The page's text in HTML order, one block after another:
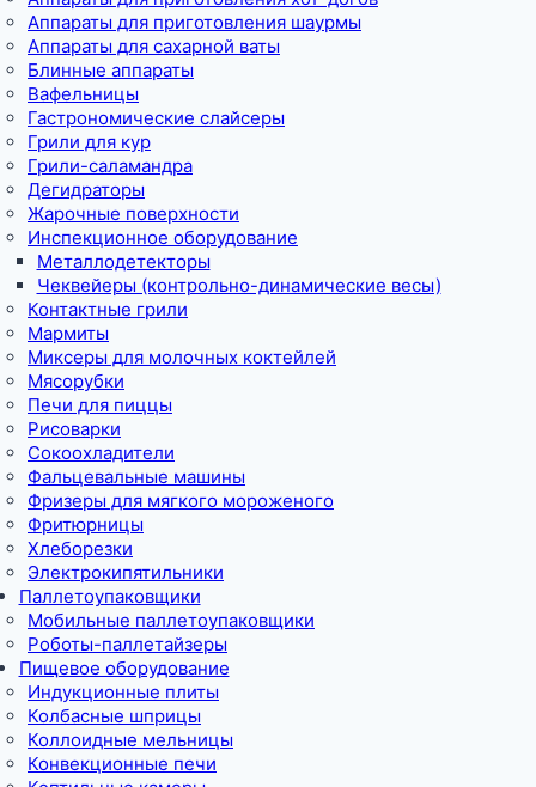
Аппараты для приготовления шаурмы
Аппараты для сахарной ваты
Блинные аппараты
Вафельницы
Гастрономические слайсеры
Грили для кур
Грили-саламандра
Дегидраторы
Жарочные поверхности
Инспекционное оборудование
Металлодетекторы
Чеквейеры (контрольно-динамические весы)
Контактные грили
Мармиты
Миксеры для молочных коктейлей
Мясорубки
Печи для пиццы
Рисоварки
Сокоохладители
Фальцевальные машины
Фризеры для мягкого мороженого
Фритюрницы
Хлеборезки
Электрокипятильники
Паллетоупаковщики
Мобильные паллетоупаковщики
Роботы-паллетайзеры
Пищевое оборудование
Индукционные плиты
Колбасные шприцы
Коллоидные мельницы
Конвекционные печи